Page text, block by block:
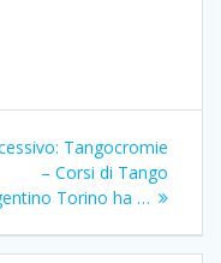
Articolo
successivo:
Tangocromie
– Corsi di Tango
Torino ha …